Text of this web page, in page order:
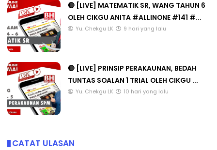
🔴 [LIVE] MATEMATIK SR, WANG TAHUN 6
OLEH CIKGU ANITA #ALLINONE #141 #...
Yu. Chekgu LK 9 hari yang lalu
🔴 [LIVE] PRINSIP PERAKAUNAN, BEDAH
TUNTAS SOALAN 1 TRIAL OLEH CIKGU ...
Yu. Chekgu LK 10 hari yang lalu
CATAT ULASAN